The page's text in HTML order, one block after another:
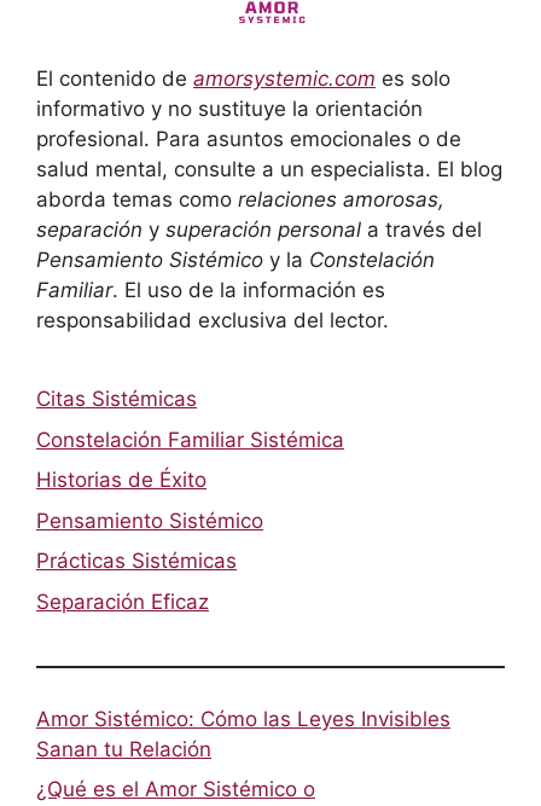
El contenido de amorsystemic.com es solo
informativo y no sustituye la orientación
profesional. Para asuntos emocionales o de
salud mental, consulte a un especialista. El blog
aborda temas como relaciones amorosas,
separación y superación personal a través del
Pensamiento Sistémico y la Constelación
Familiar. El uso de la información es
responsabilidad exclusiva del lector.
Citas Sistémicas
Constelación Familiar Sistémica
Historias de Éxito
Pensamiento Sistémico
Prácticas Sistémicas
Separación Eficaz
Amor Sistémico: Cómo las Leyes Invisibles
Sanan tu Relación
¿Qué es el Amor Sistémico o